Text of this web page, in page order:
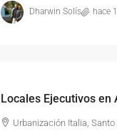
Dharwin Solís hace
Urbanización Italia,